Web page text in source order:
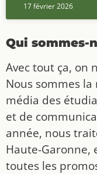
17 février 2026
Qui sommes-
Avec tout ça, on
Nous sommes
média des
et de
année, nous
Haute-Garonne,
toutes les